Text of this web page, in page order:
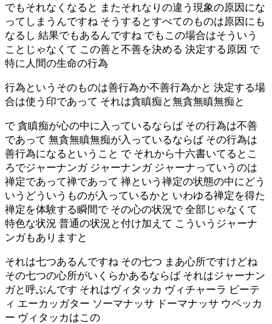
でもそれなくなると またそれなりの違う現象の原因にな
ってしまうんですね そうするとすべてのものは原因にも
なるし 結果でもあるんですね でもこの場合はそういう
ことじゃなくて この善と不善を決める 決定する原因 で
特に人間の生命の行為
行為というそのものは善行為か不善行為かと 決定する場
合は使う印であって それは貪瞋痴と無貪無瞋無痴と
で 貪瞋痴が心の中に入っているならば その行為は不善
であって 無貪無瞋無痴が入っているならば その行為は
善行為になるということ で それから十六書いてるとこ
ろでジャーナンガ ジャーナンガ ジャーナっていうのは
禅定であって禅であって 禅という禅定の状態の中にどう
いうどういうものが入っているかと いわゆる禅定を得た
禅定を体験する瞬間で その心の状況で 全部じゃなくて
特色な状況 普通の状況と付け加えて こういうジャーナ
ンガもありますと
それは七つあるんですね その七つ まあ心所ですけどね
その七つの心所がいくらかあるならば それはジャーナン
ガと呼ぶんです それはヴィタッカ ヴィチャーラ ピーテ
ィ エーカッガター ソーマナッサ ドーマナッサ ウペッカ
ー ヴィタッカはこの